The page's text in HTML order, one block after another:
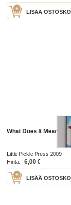
LISÄÄ
What Does It Mean To
Little Pickle Press 2009
Hinta:
6,00 €
LISÄÄ